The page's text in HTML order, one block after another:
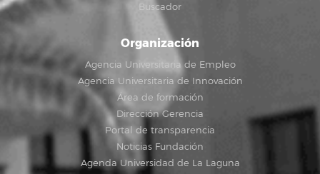
Buscador
Organización
Agencia Universitaria de Empleo
Agencia Universitaria de Innovación
Área de formación
Dirección Gerencia
Portal de transparencia
Noticias Fundación
Agenda Universidad de La Laguna